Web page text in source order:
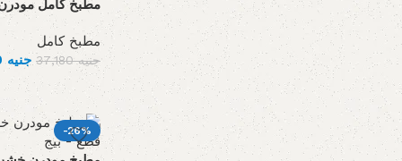
مطبخ كامل مودرن
مطبخ كامل
جنيه37,180 جنيه24,310
-26%